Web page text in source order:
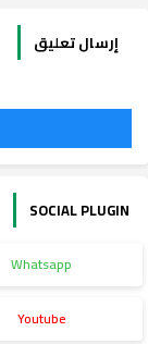
إرسال تعليق
SOCIAL PLUGIN
Whatsapp
Youtube